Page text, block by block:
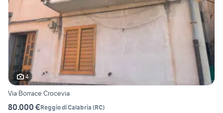
4
Via Borrace Crocevia
80.000 €Reggio di Calabria (RC)